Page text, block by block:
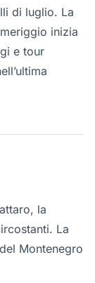
di luglio. La
inizia
e tour
la
La
Montenegro